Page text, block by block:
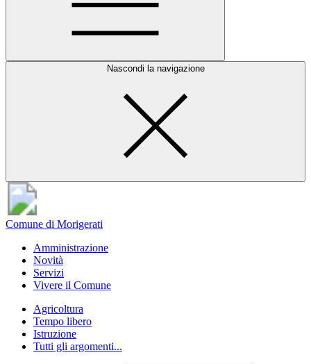
Nascondi la navigazione
Comune di Morigerati
Amministrazione
Novità
Servizi
Vivere il Comune
Agricoltura
Tempo libero
Istruzione
Tutti gli argomenti...